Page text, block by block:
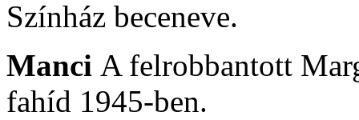
Színház beceneve.
Manci A felrobbantott
fahíd 1945-ben.